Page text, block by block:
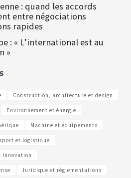
: quand les accords
entre négociations
rapides
: « L’international est au
»
Construction, architecture et design
Environnement et énergie
Machine et équipements
et logistique
Innovation
Juridique et règlementations